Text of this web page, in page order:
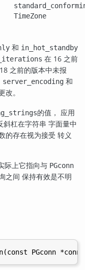
TimeZone
和 in_hot_standby
在 16 之前
之前的版本中未报
server_encoding 和
改。
的值， 应用
斜杠在字符串 字面量中
的存在视为接受 转义
际上它指向与 PGconn
之间 保持有效是不明